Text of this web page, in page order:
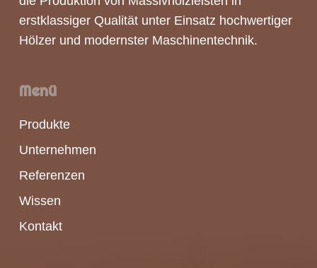
erstklassiger Qualität unter Einsatz hochwertiger
Hölzer und modernster Maschinentechnik.
Menü
Produkte
Unternehmen
Referenzen
Wissen
Kontakt